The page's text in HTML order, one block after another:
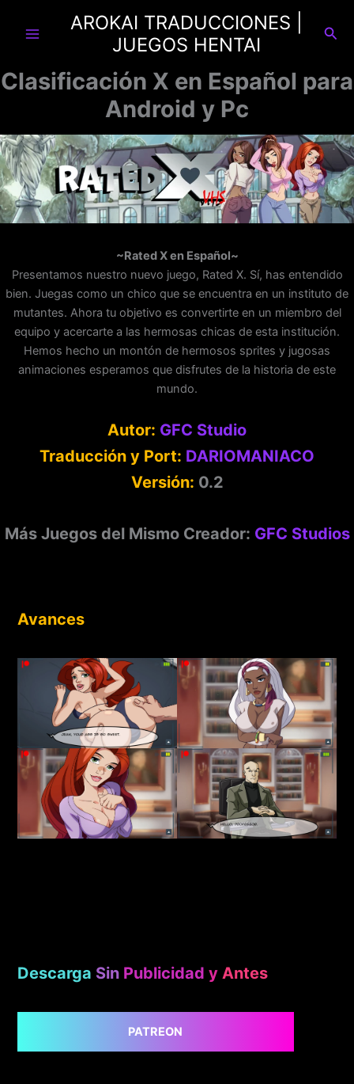
AROKAI TRADUCCIONES |
JUEGOS HENTAI
Clasificación X en Español para
Android y Pc
~Rated X en Español~
Presentamos nuestro nuevo juego, Rated X. Sí, has entendido
bien. Juegas como un chico que se encuentra en un instituto de
mutantes. Ahora tu objetivo es convertirte en un miembro del
equipo y acercarte a las hermosas chicas de esta institución.
Hemos hecho un montón de hermosos sprites y jugosas
animaciones esperamos que disfrutes de la historia de este
mundo.
Autor: GFC Studio
Traducción y Port: DARIOMANIACO
Versión: 0.2
Más Juegos del Mismo Creador: GFC Studios
Avances
Descarga Sin Publicidad y Antes
PATREON